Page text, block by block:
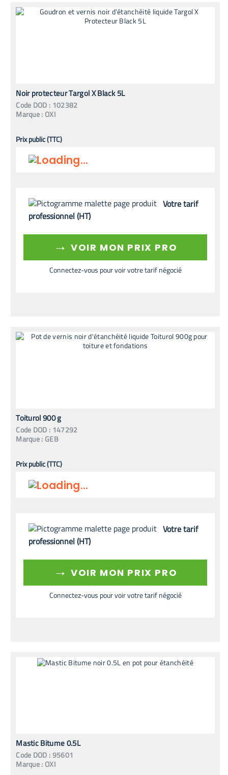
Noir protecteur Targol X Black 5L
Code DOD : 102382
Marque : OXI
Prix public (TTC)
Votre tarif
professionnel (HT)
→ VOIR MON PRIX PRO
Connectez-vous pour voir votre tarif négocié
Toiturol 900 g
Code DOD : 147292
Marque : GEB
Prix public (TTC)
Votre tarif
professionnel (HT)
→ VOIR MON PRIX PRO
Connectez-vous pour voir votre tarif négocié
Mastic Bitume 0.5L
Code DOD :95601
Marque : OXI